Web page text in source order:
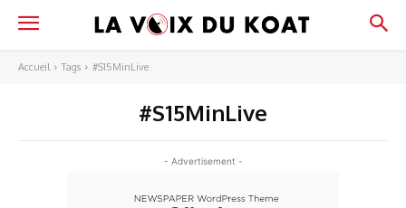
Accueil Tags #S15MinLive
#S15MinLive
- Advertisement -